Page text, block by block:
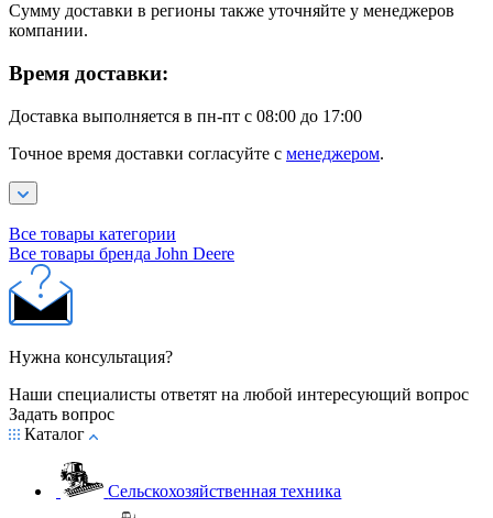
Сумму доставки в регионы также уточняйте у менеджеров
компании.
Время доставки:
Доставка выполняется в пн-пт с 08:00 до 17:00
Точное время доставки согласуйте с менеджером.
Все товары категории
Все товары бренда John Deere
Нужна консультация?
Наши специалисты ответят на любой интересующий вопрос
Задать вопрос
Каталог
Сельскохозяйственная техника